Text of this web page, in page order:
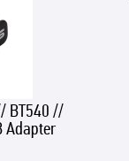
BT540 //
Adapter